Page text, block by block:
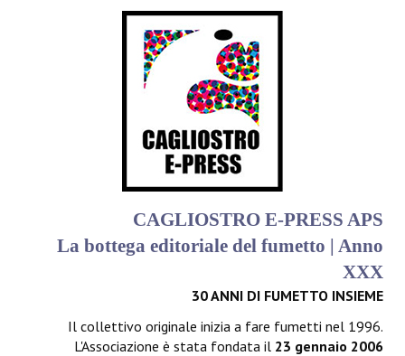
CAGLIOSTRO E-PRESS APS
La bottega editoriale del fumetto | Anno
XXX
30 ANNI DI FUMETTO INSIEME
Il collettivo originale inizia a fare fumetti nel 1996.
L'Associazione è stata fondata il 23 gennaio 2006